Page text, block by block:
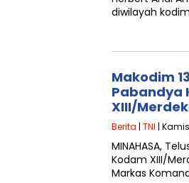
diwilayah
Makodim
Pabandya
XIII/
Berita | TNI |
MINAHASA,
Kodam XIII/
Markas